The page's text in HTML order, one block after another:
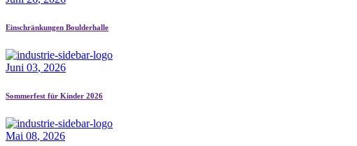
Einschränkungen Boulderhalle
Juni 03, 2026
Sommerfest für Kinder 2026
Mai 08, 2026